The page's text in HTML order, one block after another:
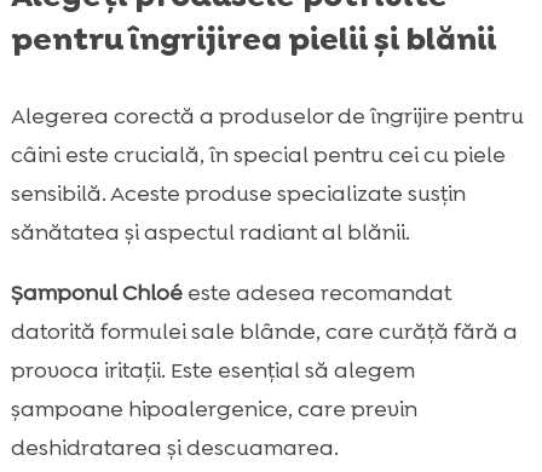
pentru îngrijirea pielii și blănii
Alegerea corectă a produselor de îngrijire pentru
câini este crucială, în special pentru cei cu piele
sensibilă. Aceste produse specializate susțin
sănătatea și aspectul radiant al blănii.
Șamponul Chloéeste adesea recomandat
datorită formulei sale blânde, care curăță fără a
provoca iritații. Este esențial să alegem
șampoane hipoalergenice, care previn
deshidratarea și descuamarea.